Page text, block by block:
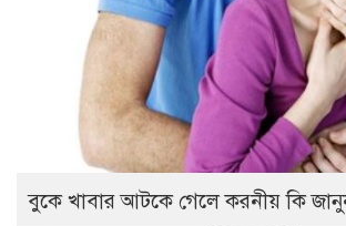
বুকে খাবার আটকে গেলে করনীয় কি